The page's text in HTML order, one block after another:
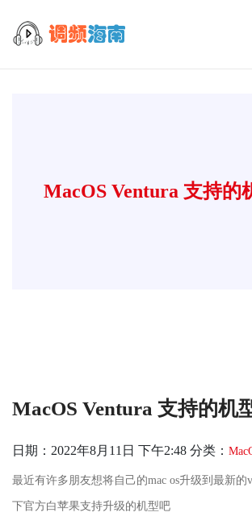
MacOS Ventura 支持的
MacOS Ventura 支持的机
日期：2022年8月11日 下午2:48 分类：
最近有许多朋友想将自己的mac os升级到最新的
下官方白苹果支持升级的机型吧